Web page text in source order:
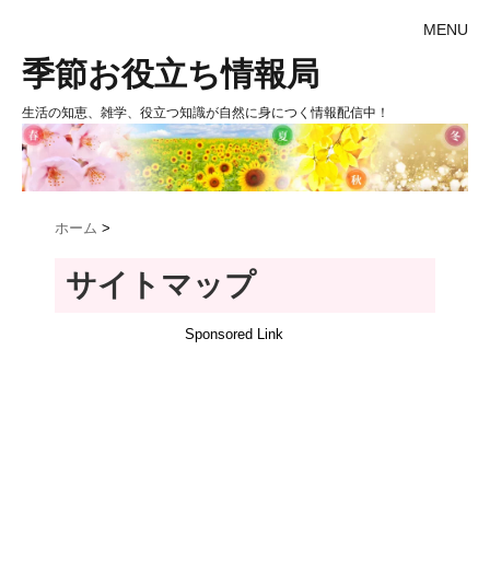
MENU
季節お役立ち情報局
生活の知恵、雑学、役立つ知識が自然に身につく情報配信中！
ホーム >
サイトマップ
Sponsored Link